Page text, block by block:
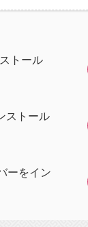
トール
ストール
ーをイン